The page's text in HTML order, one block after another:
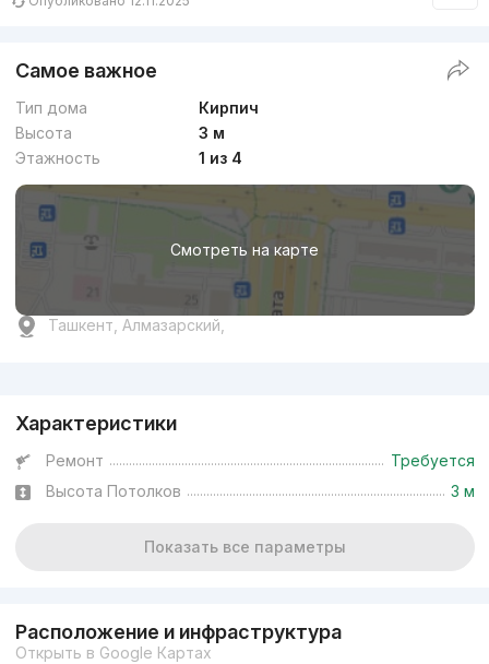
Самое важное
Тип дома
Кирпич
Высота
3 м
Этажность
1 из 4
Смотреть на карте
Ташкент, Алмазарский,
Характеристики
Ремонт
Требуется
Высота Потолков
3 м
Показать все параметры
Расположение и инфраструктура
Открыть в Google Картах